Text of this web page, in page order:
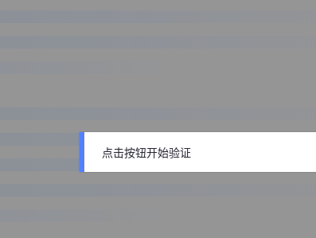
点击按钮开始验证